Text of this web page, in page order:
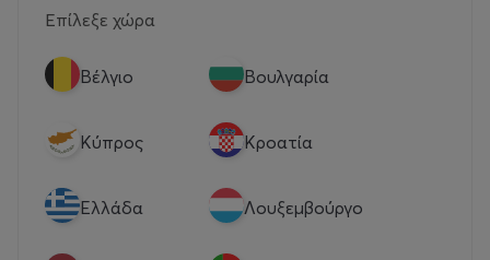
Επίλεξε χώρα
Βέλγιο Βουλγαρία
Κύπρος Κροατία
Eλλάδα Λουξεμβούργο